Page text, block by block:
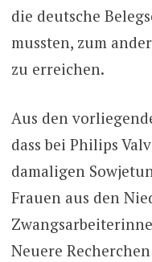
die deutsche
mussten, zum
zu erreichen.
Aus den
dass bei Philips
damaligen
Frauen aus den
Neuere